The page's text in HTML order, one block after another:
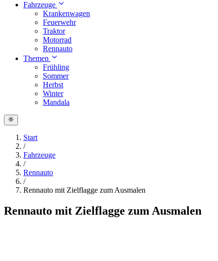
Fahrzeuge
Krankenwagen
Feuerwehr
Traktor
Motorrad
Rennauto
Themen
Frühling
Sommer
Herbst
Winter
Mandala
Start
/
Fahrzeuge
/
Rennauto
/
Rennauto mit Zielflagge zum Ausmalen
Rennauto mit Zielflagge zum Ausmalen